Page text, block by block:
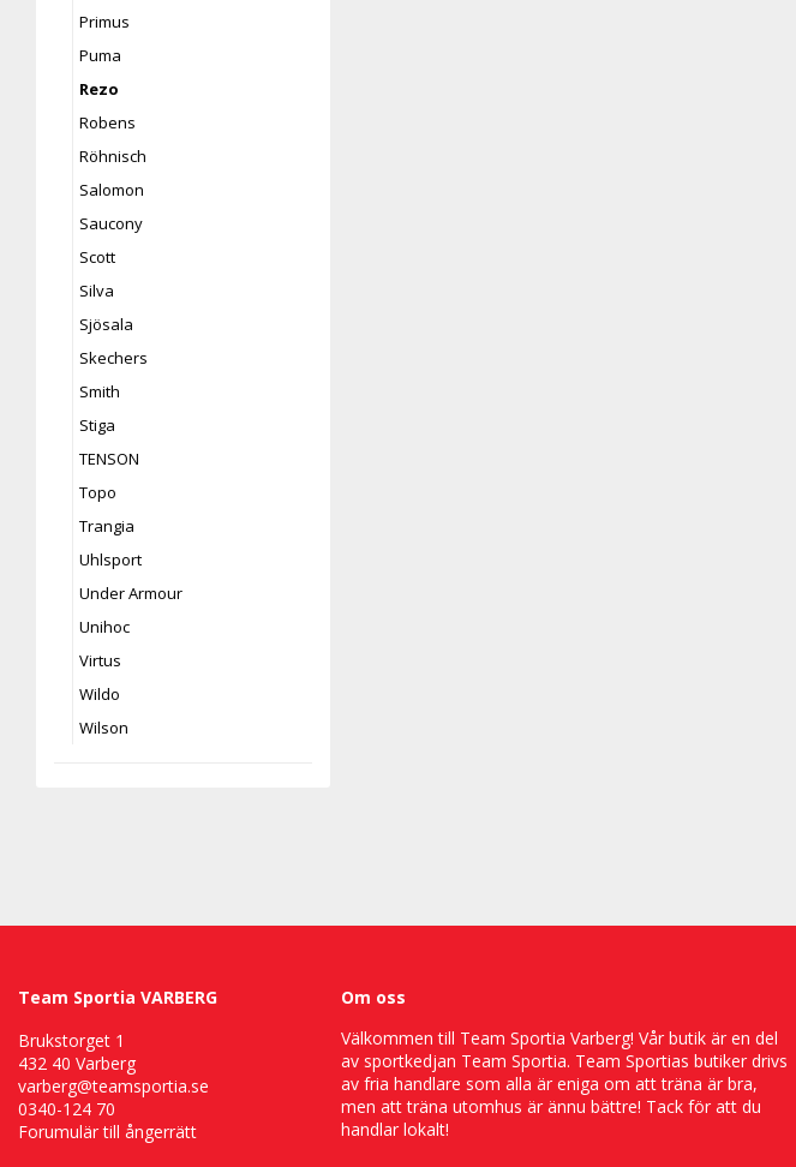
Primus
Puma
Rezo
Robens
Röhnisch
Salomon
Saucony
Scott
Silva
Sjösala
Skechers
Smith
Stiga
TENSON
Topo
Trangia
Uhlsport
Under Armour
Unihoc
Virtus
Wildo
Wilson
Team Sportia VARBERG
Brukstorget 1
432 40 Varberg
varberg@teamsportia.se
0340-124 70
Forumulär till ångerrätt
Om oss
Välkommen till Team Sportia Varberg! Vår butik är en del
av sportkedjan Team Sportia. Team Sportias butiker drivs
av fria handlare som alla är eniga om att träna är bra,
men att träna utomhus är ännu bättre! Tack för att du
handlar lokalt!